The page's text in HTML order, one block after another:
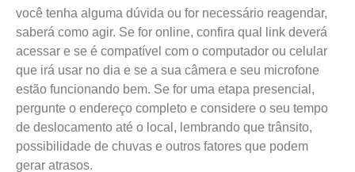
você tenha alguma dúvida ou for necessário reagendar,
saberá como agir. Se for online, confira qual link deverá
acessar e se é compatível com o computador ou celular
que irá usar no dia e se a sua câmera e seu microfone
estão funcionando bem. Se for uma etapa presencial,
pergunte o endereço completo e considere o seu tempo
de deslocamento até o local, lembrando que trânsito,
possibilidade de chuvas e outros fatores que podem
gerar atrasos.